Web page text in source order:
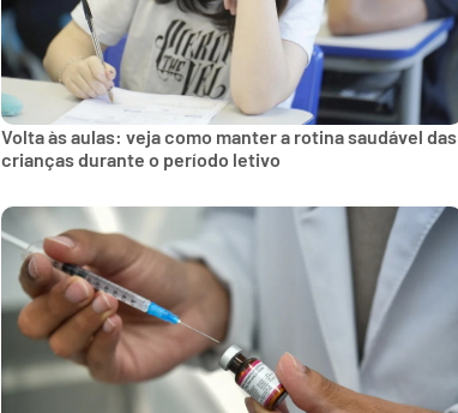
Volta às aulas: veja como manter a rotina saudável das
crianças durante o período letivo